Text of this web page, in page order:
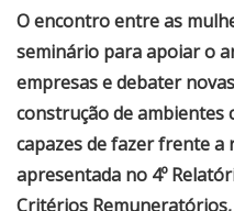
O encontro entre as
seminário para apoiar o
empresas e debater
construção de
capazes de fazer frente a
apresentada no 4º
Critérios